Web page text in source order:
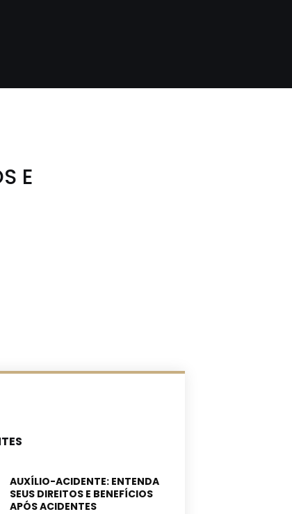
E
AUXÍLIO-ACIDENTE: ENTENDA
SEUS DIREITOS E BENEFÍCIOS
APÓS ACIDENTES